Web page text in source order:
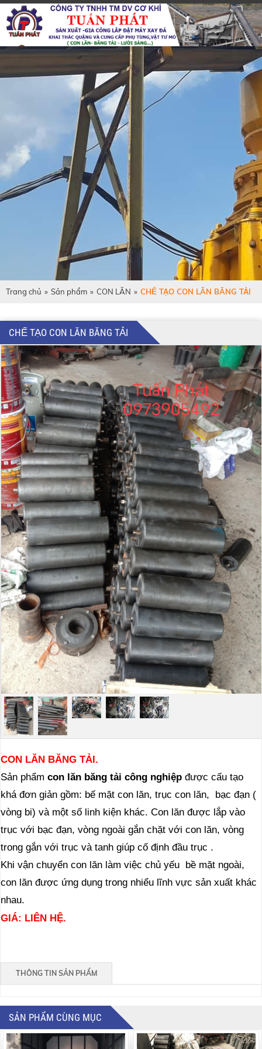
Trang chủ » Sản phẩm » CON LĂN » CHẾ TẠO CON LĂN BĂNG TẢI
CHẾ TẠO CON LĂN BĂNG TẢI
CON LĂN BĂNG TẢI.
Sản phẩm con lăn băng tải công nghiệp được cấu tạo
khá đơn giản gồm: bế mặt con lăn, trục con lăn, bạc đạn (
vòng bi) và một số linh kiện khác. Con lăn được lắp vào
trục với bạc đạn, vòng ngoài gắn chặt với con lăn, vòng
trong gắn với trục và tanh giúp cố định đầu trục .
Khi vận chuyển con lăn làm việc chủ yếu bề mặt ngoài,
con lăn được ứng dụng trong nhiểu lĩnh vực sản xuất khác
nhau.
GIÁ: LIÊN HỆ.
THÔNG TIN SẢN PHẨM
SẢN PHẨM CÙNG MỤC